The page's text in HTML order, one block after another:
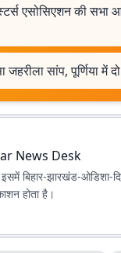
एसोसिएशन की
सांप, पूर्णिया में
News Desk
बिहार-झारखंड-ओडिशा-
होता है।